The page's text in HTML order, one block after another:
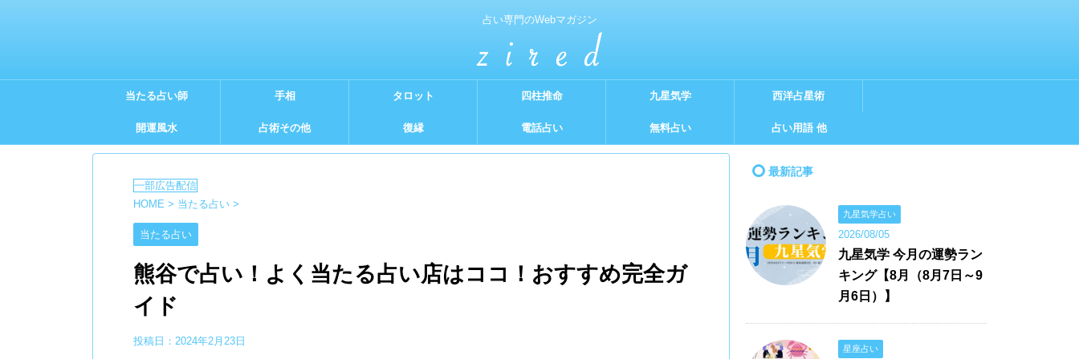
占い専門のWebマガジン
当たる占い師 手相 タロット 四柱推命 九星気学 西洋占星術
開運風水 占術その他 復縁 電話占い 無料占い 占い用語 他
HOME > 当たる占い >
当たる占い
熊谷で占い！よく当たる占い店はココ！おすすめ完全ガ
イド
投稿日： 2024年2月23日
最新記事
九星気学占い
2026/08/05
九星気学 今月の運勢ラン
キング【8月（8月7日～9
月6日）】
星座占い